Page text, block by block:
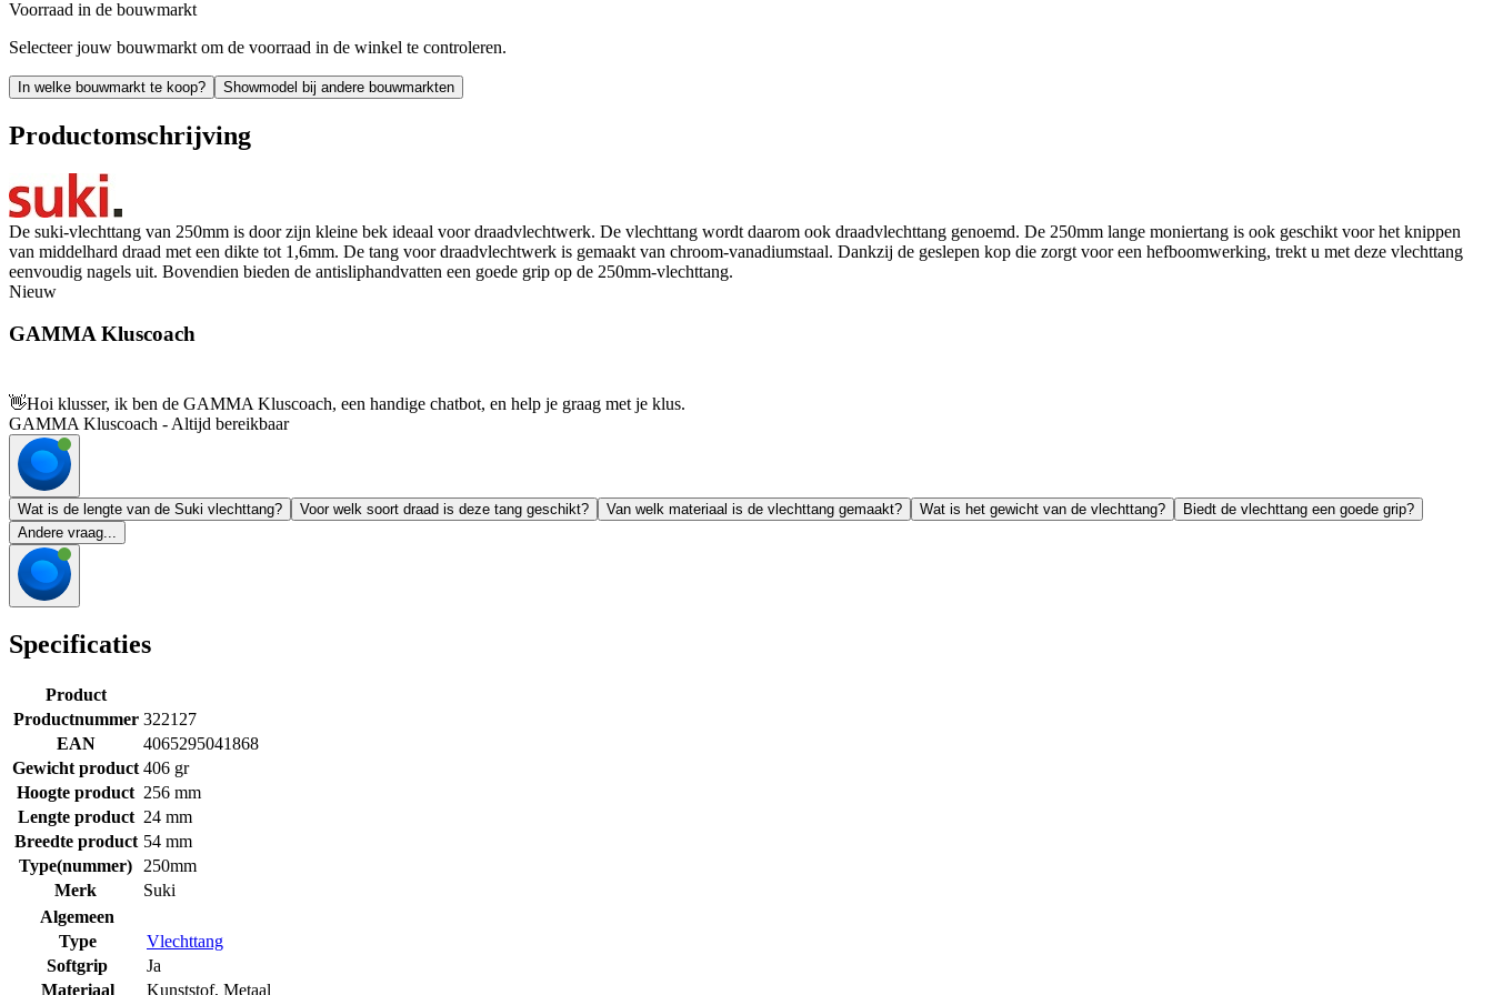
Voorraad in de bouwmarkt
Selecteer jouw bouwmarkt om de voorraad in de winkel te controleren.
In welke bouwmarkt te koop? Showmodel bij andere bouwmarkten
Productomschrijving
De suki-vlechttang van 250mm is door zijn kleine bek ideaal voor draadvlechtwerk. De vlechttang wordt daarom ook draadvlechttang genoemd. De 250mm lange moniertang is ook geschikt voor het knippen
van middelhard draad met een dikte tot 1,6mm. De tang voor draadvlechtwerk is gemaakt van chroom-vanadiumstaal. Dankzij de geslepen kop die zorgt voor een hefboomwerking, trekt u met deze vlechttang
eenvoudig nagels uit. Bovendien bieden de antisliphandvatten een goede grip op de 250mm-vlechttang.
Nieuw
GAMMA Kluscoach
👋Hoi klusser, ik ben de GAMMA Kluscoach, een handige chatbot, en help je graag met je klus.
GAMMA Kluscoach - Altijd bereikbaar
Wat is de lengte van de Suki vlechttang? Voor welk soort draad is deze tang geschikt? Van welk materiaal is de vlechttang gemaakt? Wat is het gewicht van de vlechttang?
Biedt de vlechttang een goede grip?
Andere vraag...
Specificaties
Product
Productnummer 322127
EAN
4065295041868
Gewicht product 406 gr
Hoogte product 256 mm
Lengte product 24 mm
Breedte product 54 mm
Type(nummer)
250mm
Merk
Suki
Algemeen
Type
Vlechttang
Softgrip
Ja
Materiaal
Kunststof, Metaal